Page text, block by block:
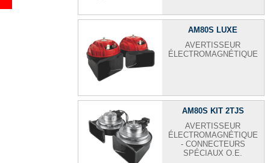
AM80S LUXE
AVERTISSEUR
ÉLECTROMAGNÉTIQUE
AM80S KIT 2TJS
AVERTISSEUR
ÉLECTROMAGNÉTIQUE
- CONNECTEURS
SPÉCIAUX O.E.